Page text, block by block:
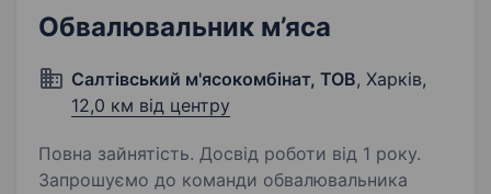
Обвалювальник м’яса
Салтівський м'ясокомбінат, ТОВ, Харків,
12,0 км від центру
Повна зайнятість. Досвід роботи від 1 року.
Запрошуємо до команди обвалювальника